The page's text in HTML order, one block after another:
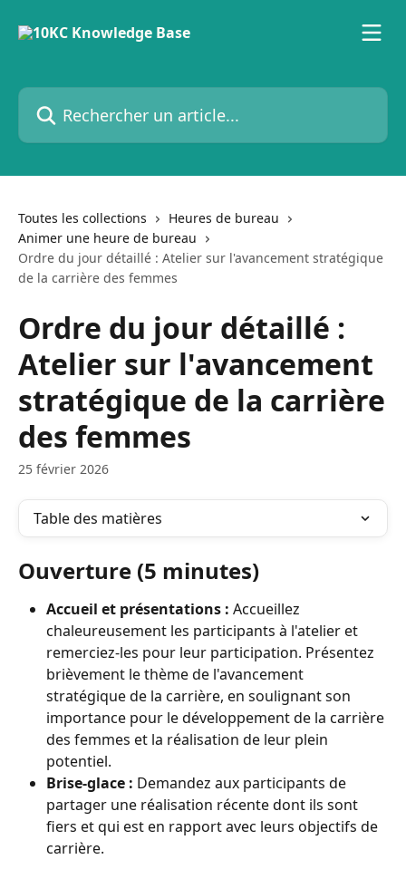
Rechercher un article...
Toutes les collections
Heures de bureau
Animer une heure de bureau
Ordre du jour détaillé : Atelier sur l'avancement stratégique
de la carrière des femmes
Ordre du jour détaillé :
Atelier sur l'avancement
stratégique de la carrière
des femmes
25 février 2026
Table des matières
Ouverture (5 minutes)
Accueil et présentations : Accueillez
chaleureusement les participants à l'atelier et
remerciez-les pour leur participation. Présentez
brièvement le thème de l'avancement
stratégique de la carrière, en soulignant son
importance pour le développement de la carrière
des femmes et la réalisation de leur plein
potentiel.
Brise-glace : Demandez aux participants de
partager une réalisation récente dont ils sont
fiers et qui est en rapport avec leurs objectifs de
carrière.